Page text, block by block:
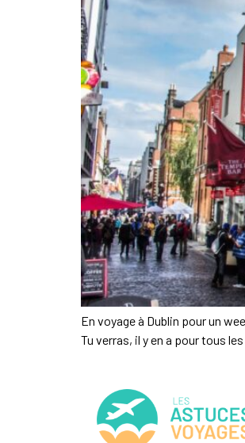
En voyage à Dublin pour un
Tu verras, il y en a pour tous